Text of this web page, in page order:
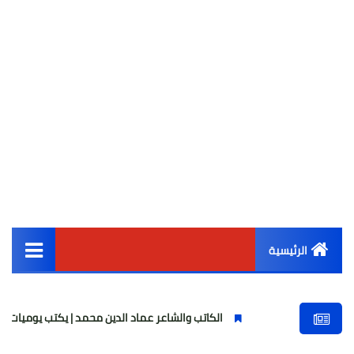
الرئيسية
أخبار مصر
الكاتب والشاعر عماد الدين محمد | يكتب يوميات شاعر